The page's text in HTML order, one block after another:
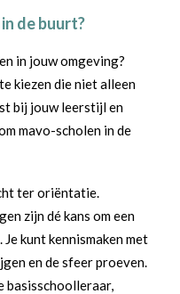
de buurt?
in jouw omgeving?
kiezen die niet alleen
bij jouw leerstijl en
mavo-scholen in de
ter oriëntatie.
zijn dé kans om een
kunt kennismaken met
en de sfeer proeven.
basisschoolleraar,